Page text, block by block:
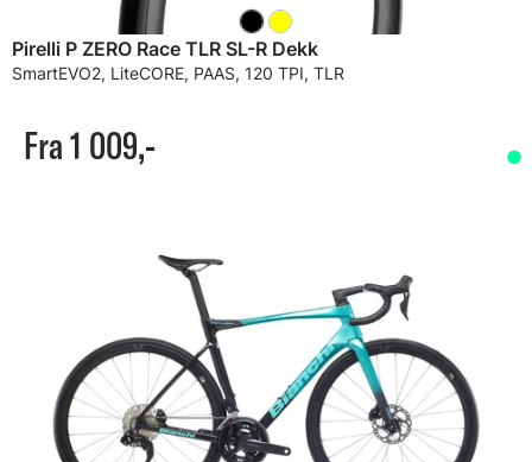
Pirelli P ZERO Race TLR SL-R Dekk
SmartEVO2, LiteCORE, PAAS, 120 TPI, TLR
Fra 1 009,-